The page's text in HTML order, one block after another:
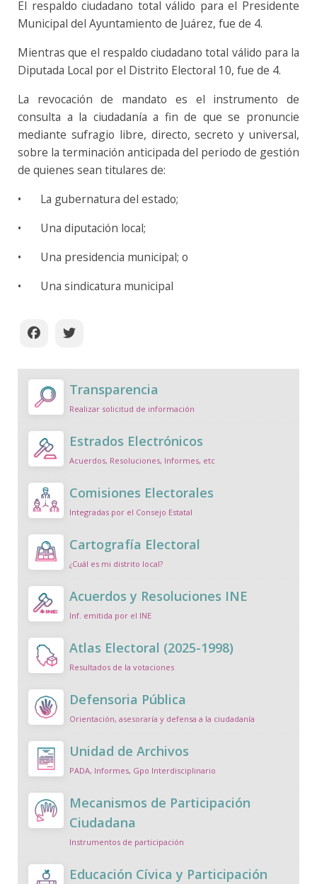
El respaldo ciudadano total válido para el Presidente
Municipal del Ayuntamiento de Juárez, fue de 4.
Mientras que el respaldo ciudadano total válido para la
Diputada Local por el Distrito Electoral 10, fue de 4.
La revocación de mandato es el instrumento de
consulta a la ciudadanía a fin de que se pronuncie
mediante sufragio libre, directo, secreto y universal,
sobre la terminación anticipada del periodo de gestión
de quienes sean titulares de:
•
La gubernatura del estado;
•
Una diputación local;
•
Una presidencia municipal; o
•
Una sindicatura municipal
Transparencia
Realizar solicitud de información
Estrados Electrónicos
Acuerdos, Resoluciones, Informes, etc
Comisiones Electorales
Integradas por el Consejo Estatal
Cartografía Electoral
¿Cuál es mi distrito local?
Acuerdos y Resoluciones INE
Inf. emitida por el INE
Atlas Electoral (2025-1998)
Resultados de la votaciones
Defensoria Pública
Orientación, asesoraría y defensa a la ciudadanía
Unidad de Archivos
PADA, Informes, Gpo Interdisciplinario
Mecanismos de Participación
Ciudadana
Instrumentos de participación
Educación Cívica y Participación